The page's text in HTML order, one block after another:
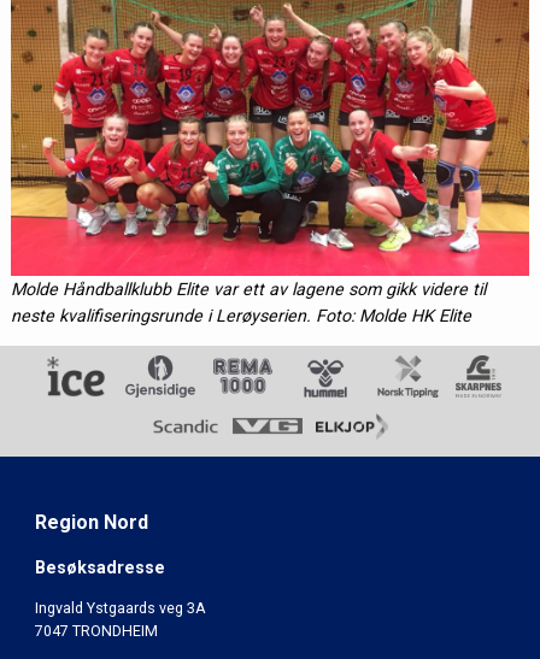
Molde Håndballklubb Elite var ett av lagene som gikk videre til
neste kvalifiseringsrunde i Lerøyserien. Foto: Molde HK Elite
Region Nord
Besøksadresse
Ingvald Ystgaards veg 3A
7047 TRONDHEIM